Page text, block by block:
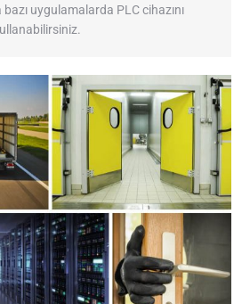
uygulamalarda PLC cihazını